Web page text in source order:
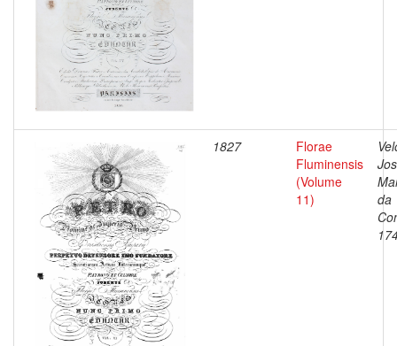
1827
Florae
Fluminensis
(Volume
11)
da